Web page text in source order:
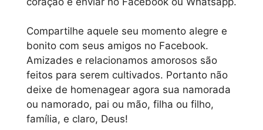
Compartilhe aquele seu momento alegre e
bonito com seus amigos no Facebook.
Amizades e relacionamos amorosos são
feitos para serem cultivados. Portanto não
deixe de homenagear agora sua namorada
ou namorado, pai ou mão, filha ou filho,
família, e claro, Deus!